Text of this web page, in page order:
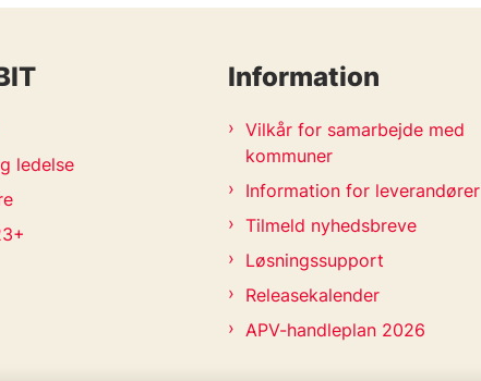
ledelse
Information
Vilkår for samarbejde med
kommuner
Information for leverandører
Tilmeld nyhedsbreve
Løsningssupport
Releasekalender
APV-handleplan 2026